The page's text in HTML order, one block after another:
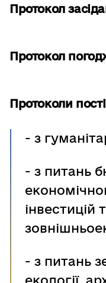
Протокол
Протокол
Протоколи
- з
- з питань
інвестицій
- з питань
екології,